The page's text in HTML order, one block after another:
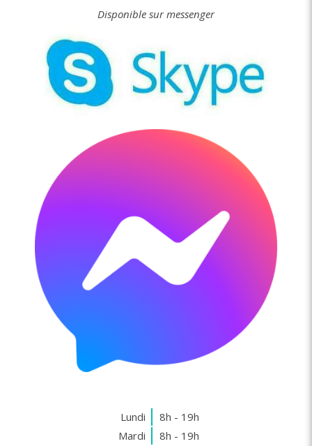
Disponible sur messenger
Lundi
8h - 19h
Mardi
8h - 19h